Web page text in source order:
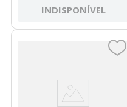
INDISPONÍVEL